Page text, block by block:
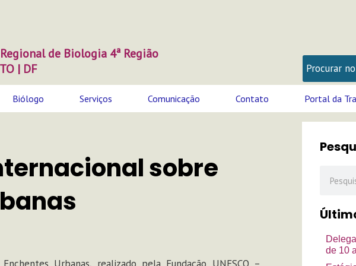
de Biologia 4ª Região
| DF
Biólogo Serviços Comunicação Contato Portal da
sobre
de 10